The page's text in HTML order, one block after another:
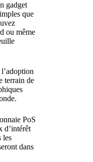
gadget
que
ou même
terrain de
PoS
d’intérêt
les
dans